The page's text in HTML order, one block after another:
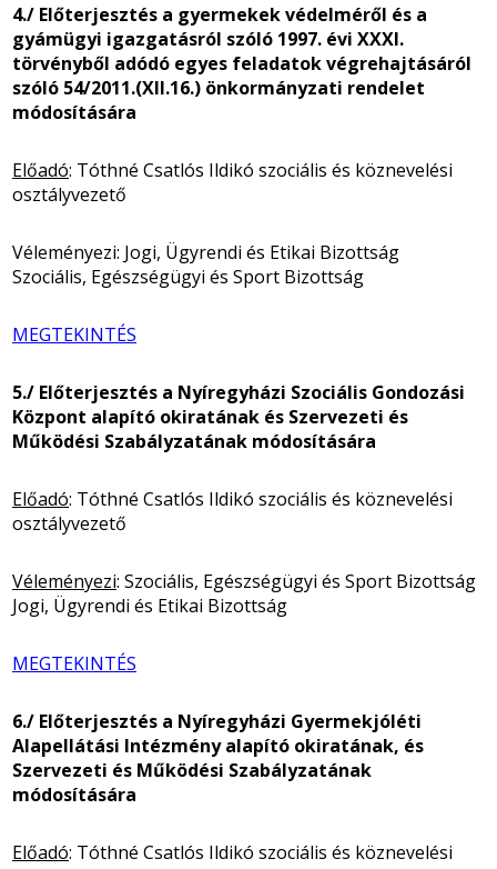
4./ Előterjesztés a gyermekek védelméről és a
gyámügyi igazgatásról szóló 1997. évi XXXI.
törvényből adódó egyes feladatok végrehajtásáról
szóló 54/2011.(XII.16.) önkormányzati rendelet
módosítására
Előadó: Tóthné Csatlós Ildikó szociális és köznevelési
osztályvezető
Véleményezi: Jogi, Ügyrendi és Etikai Bizottság
Szociális, Egészségügyi és Sport Bizottság
MEGTEKINTÉS
5./ Előterjesztés a Nyíregyházi Szociális Gondozási
Központ alapító okiratának és Szervezeti és
Működési Szabályzatának módosítására
Előadó: Tóthné Csatlós Ildikó szociális és köznevelési
osztályvezető
Véleményezi: Szociális, Egészségügyi és Sport Bizottság
Jogi, Ügyrendi és Etikai Bizottság
MEGTEKINTÉS
6./ Előterjesztés a Nyíregyházi Gyermekjóléti
Alapellátási Intézmény alapító okiratának, és
Szervezeti és Működési Szabályzatának
módosítására
Előadó: Tóthné Csatlós Ildikó szociális és köznevelési